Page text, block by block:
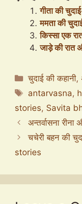
गीता की
ममता की
किस्सा एक
जाड़े की
Categories
चुदाई की कहानी,
Tags
antarvasna,
stories, Savita
अन्तर्वासना
चचेरी बहन की
stories